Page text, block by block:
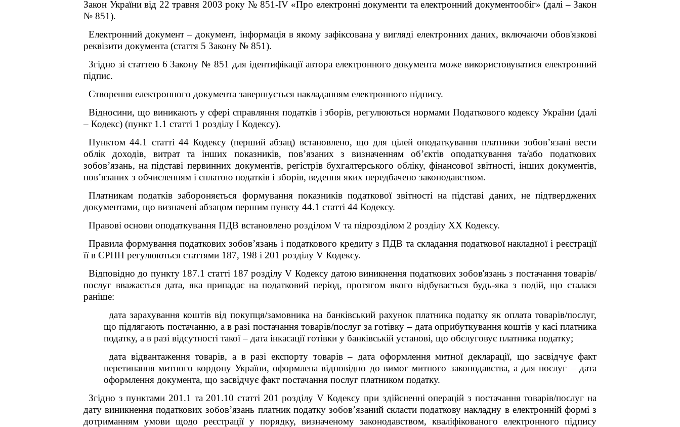
Закон України від 22 травня 2003 року № 851-IV «Про електронні документи та електронний документообіг» (далі – Закон
№ 851).
Електронний документ – документ, інформація в якому зафіксована у вигляді електронних даних, включаючи обов'язкові
реквізити документа (стаття 5 Закону № 851).
Згідно зі статтею 6 Закону № 851 для ідентифікації автора електронного документа може використовуватися електронний
підпис.
Створення електронного документа завершується накладанням електронного підпису.
Відносини, що виникають у сфері справляння податків і зборів, регулюються нормами Податкового кодексу України (далі
– Кодекс) (пункт 1.1 статті 1 розділу І Кодексу).
Пунктом 44.1 статті 44 Кодексу (перший абзац) встановлено, що для цілей оподаткування платники зобов’язані вести
облік доходів, витрат та інших показників, пов’язаних з визначенням об’єктів оподаткування та/або податкових
зобов’язань, на підставі первинних документів, регістрів бухгалтерського обліку, фінансової звітності, інших документів,
пов’язаних з обчисленням і сплатою податків і зборів, ведення яких передбачено законодавством.
Платникам податків забороняється формування показників податкової звітності на підставі даних, не підтверджених
документами, що визначені абзацом першим пункту 44.1 статті 44 Кодексу.
Правові основи оподаткування ПДВ встановлено розділом V та підрозділом 2 розділу XX Кодексу.
Правила формування податкових зобов’язань і податкового кредиту з ПДВ та складання податкової накладної і реєстрації
її в ЄРПН регулюються статтями 187, 198 і 201 розділу V Кодексу.
Відповідно до пункту 187.1 статті 187 розділу V Кодексу датою виникнення податкових зобов'язань з постачання товарів/
послуг вважається дата, яка припадає на податковий період, протягом якого відбувається будь-яка з подій, що сталася
раніше:
дата зарахування коштів від покупця/замовника на банківський рахунок платника податку як оплата товарів/послуг,
що підлягають постачанню, а в разі постачання товарів/послуг за готівку – дата оприбуткування коштів у касі платника
податку, а в разі відсутності такої – дата інкасації готівки у банківській установі, що обслуговує платника податку;
дата відвантаження товарів, а в разі експорту товарів – дата оформлення митної декларації, що засвідчує факт
перетинання митного кордону України, оформлена відповідно до вимог митного законодавства, а для послуг – дата
оформлення документа, що засвідчує факт постачання послуг платником податку.
Згідно з пунктами 201.1 та 201.10 статті 201 розділу V Кодексу при здійсненні операцій з постачання товарів/послуг на
дату виникнення податкових зобов’язань платник податку зобов’язаний скласти податкову накладну в електронній формі з
дотриманням умови щодо реєстрації у порядку, визначеному законодавством, кваліфікованого електронного підпису